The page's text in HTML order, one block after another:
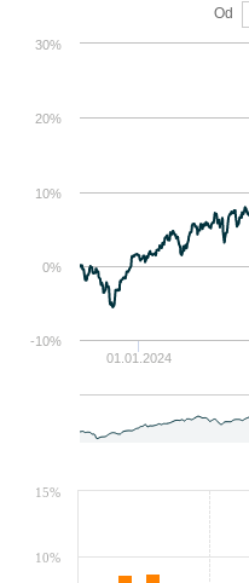
01.01.2024
-10%
0%
10%
20%
30%
Od
10%
15%